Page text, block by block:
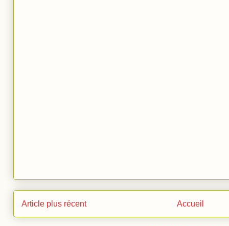
Article plus récent Accueil